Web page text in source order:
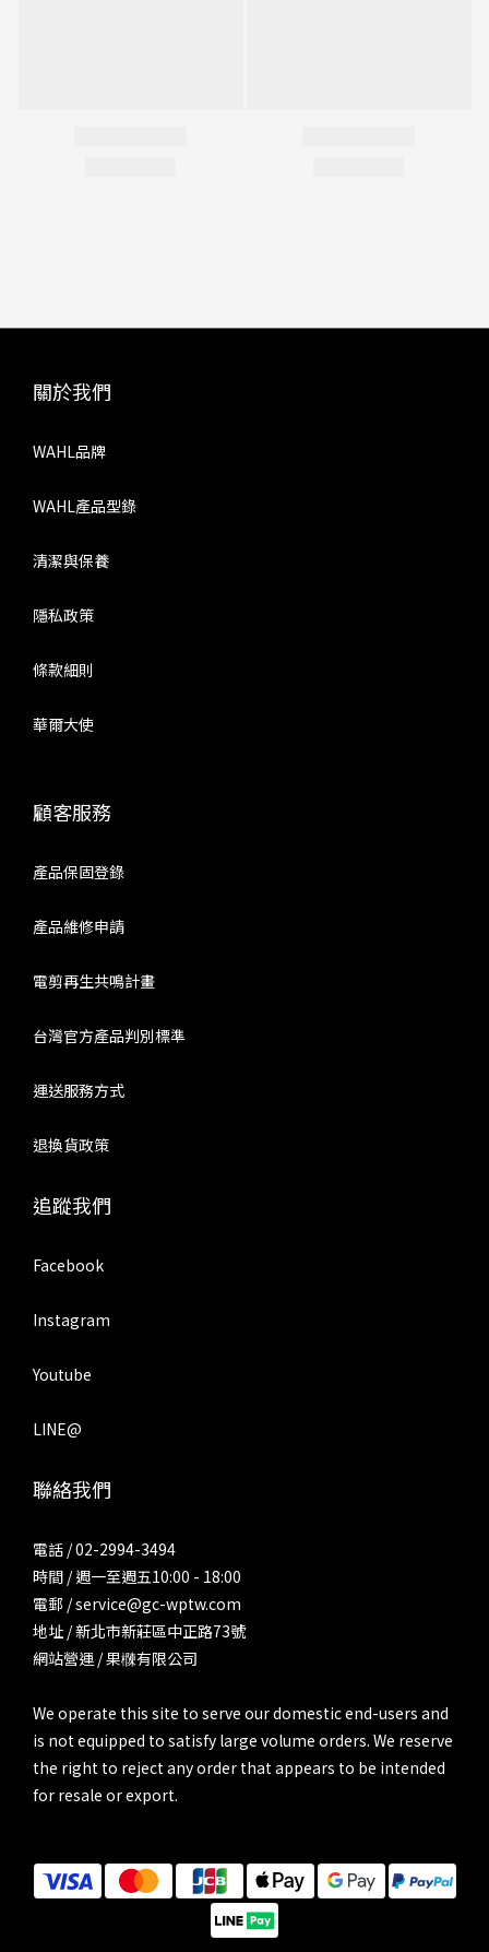
關於我們
WAHL品牌
WAHL產品型錄
清潔與保養
隱私政策
條款細則
華爾大使
顧客服務
產品保固登錄
產品維修申請
電剪再生共鳴計畫
台灣官方產品判別標準
運送服務方式
退換貨政策
追蹤我們
Facebook
Instagram
Youtube
LINE@
聯絡我們
電話 / 02-2994-3494
時間 / 週一至週五10:00 - 18:00
電郵 / service@gc-wptw.com
地址 / 新北市新莊區中正路73號
網站營運 / 果樄有限公司
We operate this site to serve our domestic end-users and
is not equipped to satisfy large volume orders. We reserve
the right to reject any order that appears to be intended
for resale or export.